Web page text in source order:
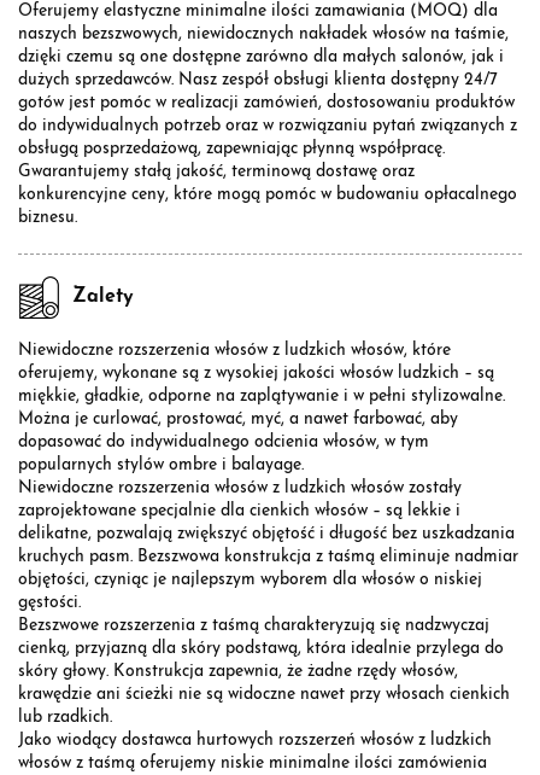
Oferujemy elastyczne minimalne ilości zamawiania (MOQ) dla
naszych bezszwowych, niewidocznych nakładek włosów na taśmie,
dzięki czemu są one dostępne zarówno dla małych salonów, jak i
dużych sprzedawców. Nasz zespół obsługi klienta dostępny 24/7
gotów jest pomóc w realizacji zamówień, dostosowaniu produktów
do indywidualnych potrzeb oraz w rozwiązaniu pytań związanych z
obsługą posprzedażową, zapewniając płynną współpracę.
Gwarantujemy stałą jakość, terminową dostawę oraz
konkurencyjne ceny, które mogą pomóc w budowaniu opłacalnego
biznesu.
Zalety
Niewidoczne rozszerzenia włosów z ludzkich włosów, które
oferujemy, wykonane są z wysokiej jakości włosów ludzkich – są
miękkie, gładkie, odporne na zaplątywanie i w pełni stylizowalne.
Można je curlować, prostować, myć, a nawet farbować, aby
dopasować do indywidualnego odcienia włosów, w tym
popularnych stylów ombre i balayage.
Niewidoczne rozszerzenia włosów z ludzkich włosów zostały
zaprojektowane specjalnie dla cienkich włosów – są lekkie i
delikatne, pozwalają zwiększyć objętość i długość bez uszkadzania
kruchych pasm. Bezszwowa konstrukcja z taśmą eliminuje nadmiar
objętości, czyniąc je najlepszym wyborem dla włosów o niskiej
gęstości.
Bezszwowe rozszerzenia z taśmą charakteryzują się nadzwyczaj
cienką, przyjazną dla skóry podstawą, która idealnie przylega do
skóry głowy. Konstrukcja zapewnia, że żadne rzędy włosów,
krawędzie ani ścieżki nie są widoczne nawet przy włosach cienkich
lub rzadkich.
Jako wiodący dostawca hurtowych rozszerzeń włosów z ludzkich
włosów z taśmą oferujemy niskie minimalne ilości zamówienia